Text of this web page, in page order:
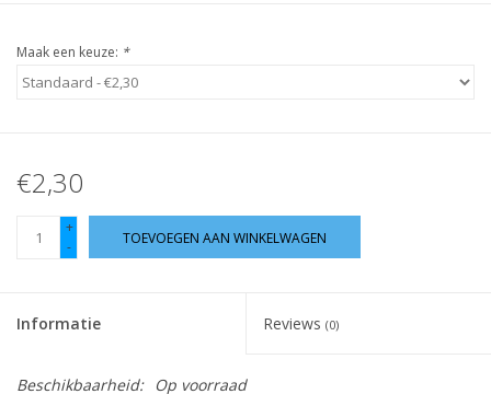
Maak een keuze: *
€2,30
+
-
TOEVOEGEN AAN WINKELWAGEN
Informatie Reviews (0)
Beschikbaarheid:
Op voorraad